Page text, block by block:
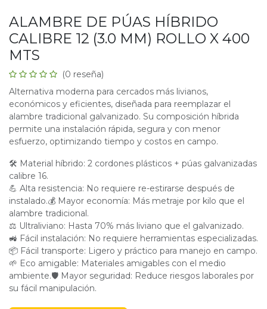
ALAMBRE DE PÚAS HÍBRIDO
CALIBRE 12 (3.0 MM) ROLLO X 400
MTS
(0 reseña)
Alternativa moderna para cercados más livianos,
económicos y eficientes, diseñada para reemplazar el
alambre tradicional galvanizado. Su composición híbrida
permite una instalación rápida, segura y con menor
esfuerzo, optimizando tiempo y costos en campo.
🛠 Material híbrido: 2 cordones plásticos + púas galvanizadas
calibre 16.
💪 Alta resistencia: No requiere re-estirarse después de
instalado.💰 Mayor economía: Más metraje por kilo que el
alambre tradicional.
⚖ Ultraliviano: Hasta 70% más liviano que el galvanizado.
🚜 Fácil instalación: No requiere herramientas especializadas.
📦 Fácil transporte: Ligero y práctico para manejo en campo.
🌱 Eco amigable: Materiales amigables con el medio
ambiente.🛡 Mayor seguridad: Reduce riesgos laborales por
su fácil manipulación.